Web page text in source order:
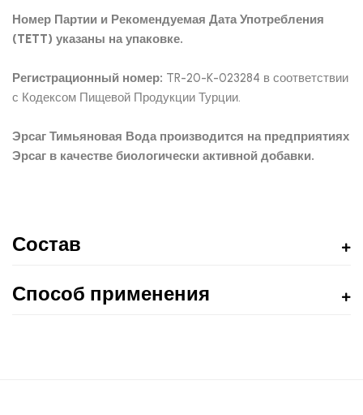
Номер Партии и Рекомендуемая Дата Употребления
(TETT) указаны на упаковке.
Регистрационный номер: TR-20-K-023284 в соответствии
с Кодексом Пищевой Продукции Турции.
Эрсаг Тимьяновая Вода производится на предприятиях
Эрсаг в качестве биологически активной добавки.
Состав
Способ применения